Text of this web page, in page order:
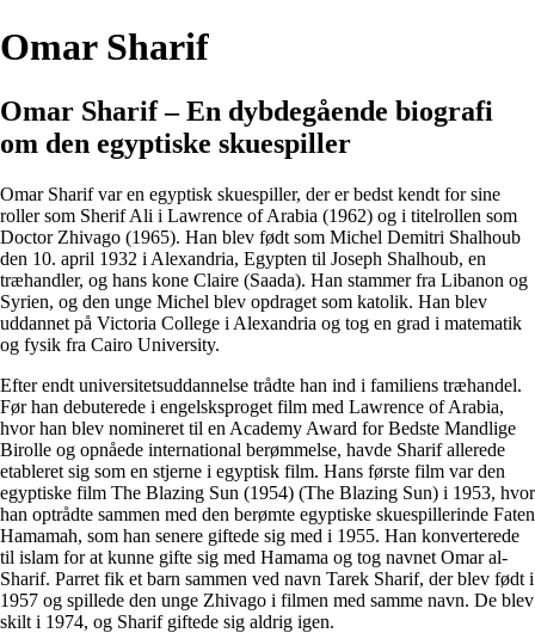
Omar Sharif
Omar Sharif – En dybdegående biografi
om den egyptiske skuespiller
Omar Sharif var en egyptisk skuespiller, der er bedst kendt for sine
roller som Sherif Ali i Lawrence of Arabia (1962) og i titelrollen som
Doctor Zhivago (1965). Han blev født som Michel Demitri Shalhoub
den 10. april 1932 i Alexandria, Egypten til Joseph Shalhoub, en
træhandler, og hans kone Claire (Saada). Han stammer fra Libanon og
Syrien, og den unge Michel blev opdraget som katolik. Han blev
uddannet på Victoria College i Alexandria og tog en grad i matematik
og fysik fra Cairo University.
Efter endt universitetsuddannelse trådte han ind i familiens træhandel.
Før han debuterede i engelsksproget film med Lawrence of Arabia,
hvor han blev nomineret til en Academy Award for Bedste Mandlige
Birolle og opnåede international berømmelse, havde Sharif allerede
etableret sig som en stjerne i egyptisk film. Hans første film var den
egyptiske film The Blazing Sun (1954) (The Blazing Sun) i 1953, hvor
han optrådte sammen med den berømte egyptiske skuespillerinde Faten
Hamamah, som han senere giftede sig med i 1955. Han konverterede
til islam for at kunne gifte sig med Hamama og tog navnet Omar al-
Sharif. Parret fik et barn sammen ved navn Tarek Sharif, der blev født i
1957 og spillede den unge Zhivago i filmen med samme navn. De blev
skilt i 1974, og Sharif giftede sig aldrig igen.